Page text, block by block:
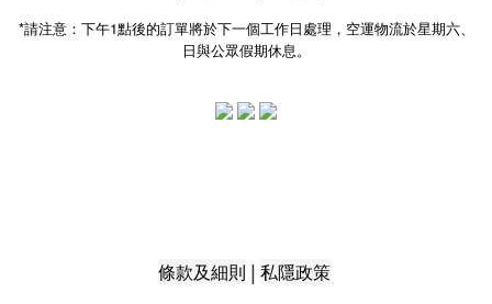
*請注意：下午1點後的訂單將於下一個工作日處理，空運物流於星期六、
日與公眾假期休息。
條款及細則 | 私隱政策